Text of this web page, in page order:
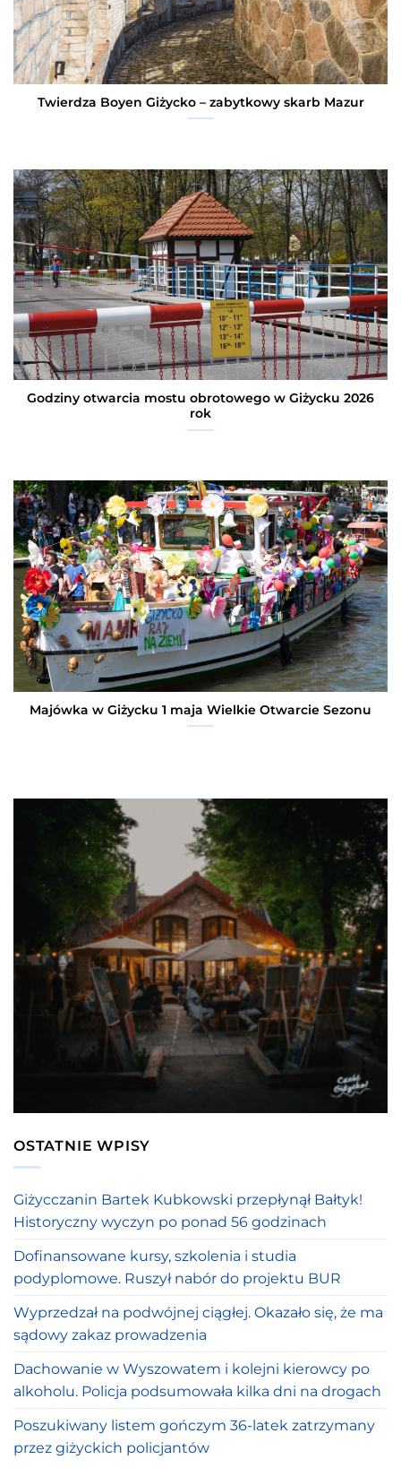
Twierdza Boyen Giżycko – zabytkowy skarb Mazur
Godziny otwarcia mostu obrotowego w Giżycku 2026
rok
Majówka w Giżycku 1 maja Wielkie Otwarcie Sezonu
OSTATNIE WPISY
Giżycczanin Bartek Kubkowski przepłynął Bałtyk!
Historyczny wyczyn po ponad 56 godzinach
Dofinansowane kursy, szkolenia i studia
podyplomowe. Ruszył nabór do projektu BUR
Wyprzedzał na podwójnej ciągłej. Okazało się, że ma
sądowy zakaz prowadzenia
Dachowanie w Wyszowatem i kolejni kierowcy po
alkoholu. Policja podsumowała kilka dni na drogach
Poszukiwany listem gończym 36-latek zatrzymany
przez giżyckich policjantów